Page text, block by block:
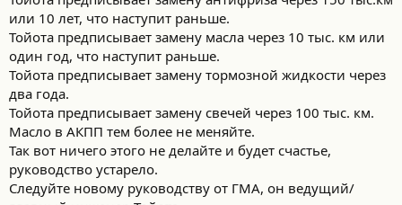
Хайлендере 2012 года моего клиента Андрея А, пробег его в
настоящее время приближается к 360 тысяч км.
Товарищи,НЕ НАДО МЕНЯТЬ АНТИФРИЗ!
Вместо хорошего заводского вы/вам нальете/ют красную
08889-80072
8 тыс руб и выше.
Кстати, подделывать его - одно удовольствие. Нужна только
банка. ;-))))
Купленное за 2 тыщи - НЕ ТО! Остыньте, займитесь чем-нибудь
другим.
Посмотрите кино, слопайте шоколадку, трахните соседку, но
или 10 лет, что наступит раньше.
Тойота предписывает замену масла через 10 тыс. км или
один год, что наступит раньше.
Тойота предписывает замену тормозной жидкости через
два года.
Тойота предписывает замену свечей через 100 тыс. км.
Масло в АКПП тем более не меняйте.
Так вот ничего этого не делайте и будет счастье,
руководство устарело.
Следуйте новому руководству от ГМА, он ведущий/